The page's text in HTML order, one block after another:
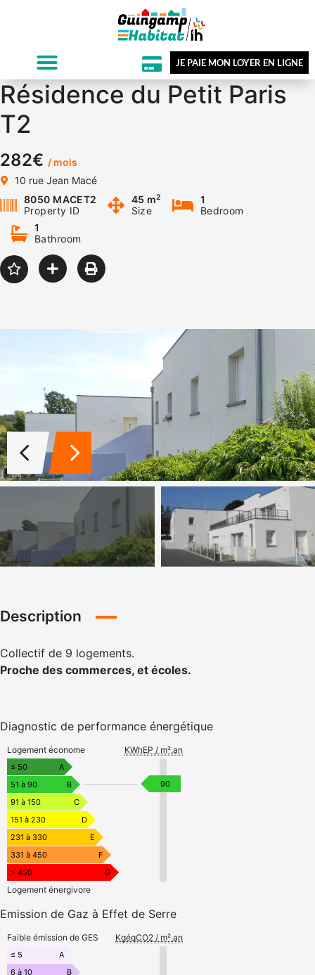
JE PAIE MON LOYER EN LIGNE
Résidence du Petit Paris
T2
282€ / mois
10 rue Jean Macé
8050 MACET2
Property ID
45 m2
Size
1
Bedroom
1
Bathroom
Description
Collectif de 9 logements.
Proche des commerces, et écoles.
Diagnostic de performance énergétique
Logement économe KWhEP / m².an
≤ 50
A
51 à 90
B
91 à 150
C
151 à 230
D
231 à 330
E
331 à 450
F
> 450
G
90
Logement énergivore
Emission de Gaz à Effet de Serre
Faible émission de GES KgéqCO2 / m².an
≤ 5
A
6 à 10
B